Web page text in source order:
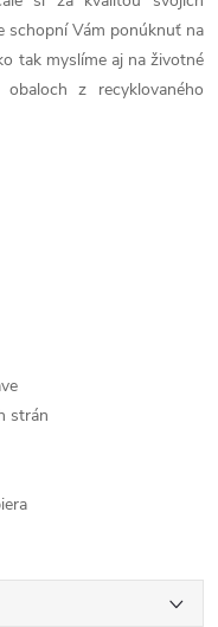
schopní Vám ponúknuť na
tak myslíme aj na životné
z recyklovaného
strán